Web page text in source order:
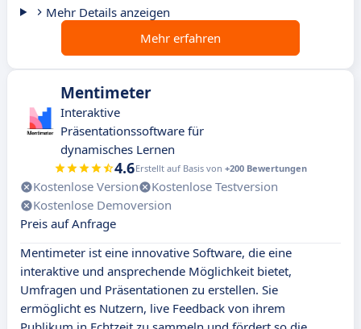
Mehr Details anzeigen
Mehr erfahren
Mentimeter
Interaktive
Präsentationssoftware für
dynamisches Lernen
4.6Erstellt auf Basis von +200 Bewertungen
Kostenlose Version
Kostenlose Testversion
Kostenlose Demoversion
Preis auf Anfrage
Mentimeter ist eine innovative Software, die eine
interaktive und ansprechende Möglichkeit bietet,
Umfragen und Präsentationen zu erstellen. Sie
ermöglicht es Nutzern, live Feedback von ihrem